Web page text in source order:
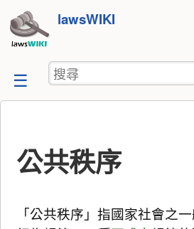
跳
至
容
lawsWIKI
搜
尋
公共秩序
「公共秩序」指國家社會之